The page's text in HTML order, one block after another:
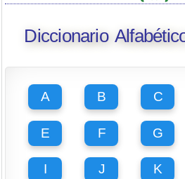
Diccionario
A B C
E F G
I J K